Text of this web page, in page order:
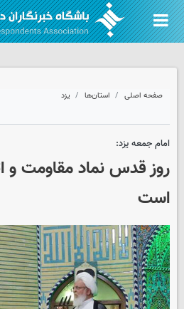
صفحه اصلی استان‌ها یزد
امام جمعه یزد:
روز قدس نماد مقاومت و
است